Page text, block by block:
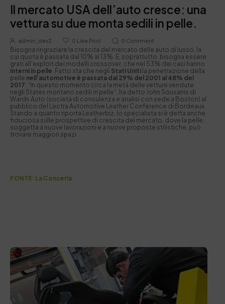
Il mercato USA dell’auto cresce: una
vettura su due monta sedili in pelle.
admin_dev2 0 Like Post 0 Comment
Bisogna ringraziare la crescita del mercato delle auto di lusso, la
cui quota è passata dal 10% al 13%. E, soprattutto, bisogna essere
grati all’exploit dei modelli crossover, che nel 53% dei casi hanno
interni in pelle. Fatto sta che negli Stati Uniti la penetrazione della
pelle nell’automotive è passata dal 29% del 2001 al 48% del
2017. “In questo momento circa la metà delle vetture vendute
negli States montano sedili in pelle”, ha detto John Sousanis di
Wards Auto (società di consulenza e analisi con sede a Boston) al
pubblico del Lectra Automotive Leather Conference di Bordeaux.
Stando a quanto riporta Leatherbiz, lo specialista si è detta anche
fiduciosa sulle prospettive di crescita del mercato, dove la pelle,
soggetta a nuove lavorazioni e a nuove proposte stilistiche, può
trovare maggiori spazi.
FONTE: La Conceria